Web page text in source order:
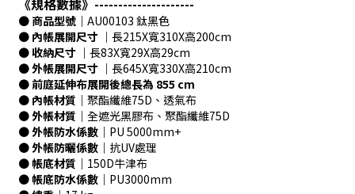
《規格數據》---------------------
● 商品型號｜ AU00103 鈦黑色
● 內帳展開尺寸 ｜ 長215X寬310X高200cm
● 收納尺寸 ｜ 長83X寬29X高29cm
● 外帳展開尺寸 ｜ 長645X寬330X高210cm
● 前庭延伸布展開後總長為 855 cm
● 內帳材質｜ 聚酯纖維75D、透氣布
● 外帳材質｜ 全遮光黑膠布、聚酯纖維75D
● 外帳防水係數｜ PU 5000mm+
● 外帳防曬係數｜ 抗UV處理
● 帳底材質｜ 150D牛津布
● 帳底防水係數｜ PU3000mm